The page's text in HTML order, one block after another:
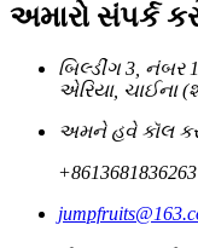
અમારો સંપર્ક
બિલ્ડીંગ 3, નંબર
એરિયા, ચાઈના
અમને હવે કૉલ
+8613681836263